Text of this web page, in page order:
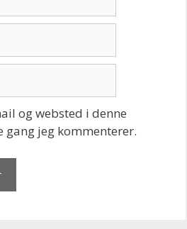
og websted i denne
jeg kommenterer.